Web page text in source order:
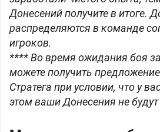
Донесений получите в итоге.
распределяются в команде
игроков.
**** Во время ожидания боя
можете получить
Стратега при условии, что у
этом ваши Донесения не